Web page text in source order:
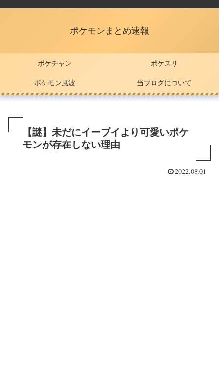
ポケモンまとめ速報
ポケチャン ポケスリ
ポケモン風波 当ブログについて
【謎】未だにイーブイより可愛いポケ
モンが存在しない理由
2022.08.01